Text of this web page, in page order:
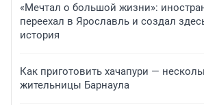
«Мечтал о большой жизни»:
переехал в Ярославль и создал
история
Как приготовить хачапури —
жительницы Барнаула